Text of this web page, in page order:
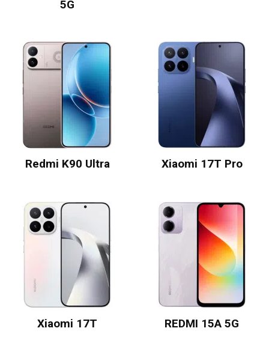
5G
Redmi K90 Ultra Xiaomi 17T Pro
Xiaomi 17T REDMI 15A 5G